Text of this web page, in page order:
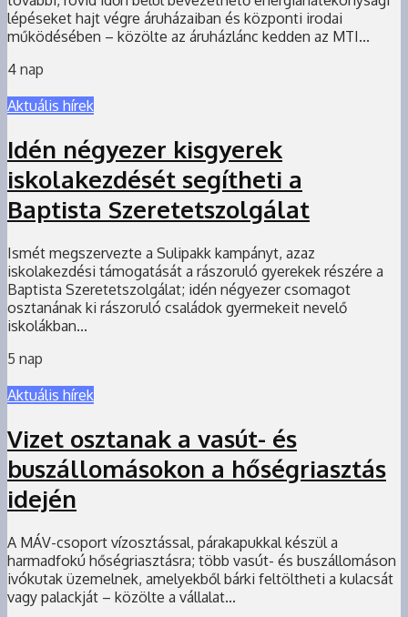
lépéseket hajt végre áruházaiban és központi irodai
működésében – közölte az áruházlánc kedden az MTI...
4 nap
Aktuális hírek
Idén négyezer kisgyerek
iskolakezdését segítheti a
Baptista Szeretetszolgálat
Ismét megszervezte a Sulipakk kampányt, azaz
iskolakezdési támogatását a rászoruló gyerekek részére a
Baptista Szeretetszolgálat; idén négyezer csomagot
osztanának ki rászoruló családok gyermekeit nevelő
iskolákban...
5 nap
Aktuális hírek
Vizet osztanak a vasút- és
buszállomásokon a hőségriasztás
idején
A MÁV-csoport vízosztással, párakapukkal készül a
harmadfokú hőségriasztásra; több vasút- és buszállomáson
ivókutak üzemelnek, amelyekből bárki feltöltheti a kulacsát
vagy palackját – közölte a vállalat...